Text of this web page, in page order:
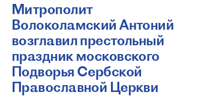
Митрополит
Волоколамский Антоний
возглавил престольный
праздник московского
Подворья Сербской
Православной Церкви